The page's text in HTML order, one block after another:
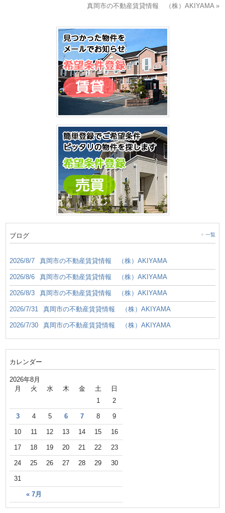
真岡市の不動産賃貸情報 （株）AKIYAMA »
ブログ 一覧
2026/8/7 真岡市の不動産賃貸情報 （株）AKIYAMA
2026/8/6 真岡市の不動産賃貸情報 （株）AKIYAMA
2026/8/3 真岡市の不動産賃貸情報 （株）AKIYAMA
2026/7/31 真岡市の不動産賃貸情報 （株）AKIYAMA
2026/7/30 真岡市の不動産賃貸情報 （株）AKIYAMA
カレンダー
2026年8月
月 火 水 木 金 土 日
« 7月
1 2
3 4 5 6 7 8 9
10 11 12 13 14 15 16
17 18 19 20 21 22 23
24 25 26 27 28 29 30
31